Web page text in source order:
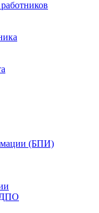
(БПИ)
ДПО